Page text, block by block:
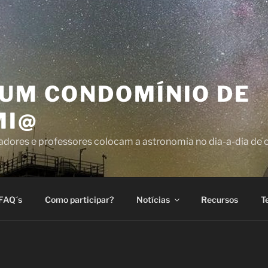
CONDOMÍNIO DE
e professores colocam a astronomia no dia-a-dia de
Como participar? Notícias Recursos